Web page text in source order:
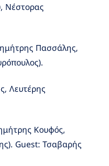
Νέστορας
Πασσάλης,
Λευτέρης
Κουφός,
Guest: Τσαβαρής